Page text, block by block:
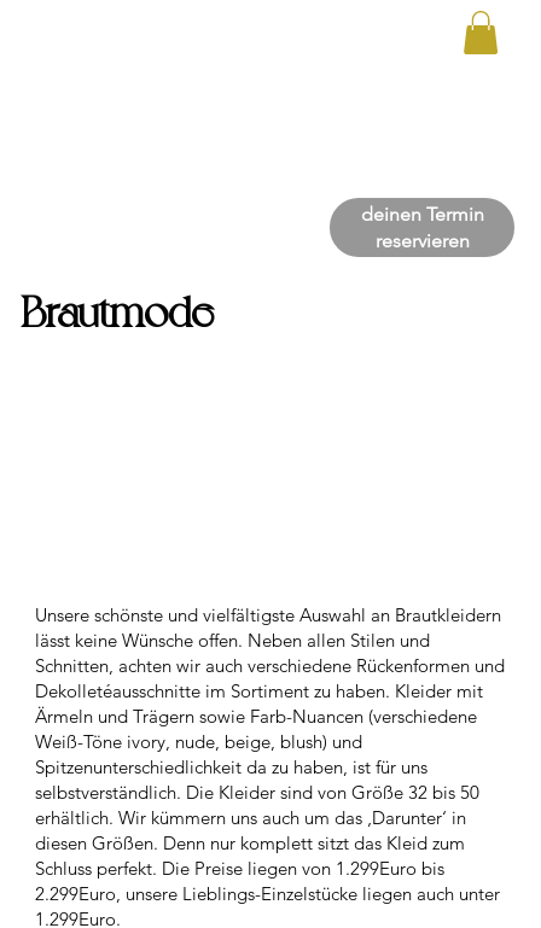
Brautmode
Unsere schönste und vielfältigste Auswahl an Brautkleidern
lässt keine Wünsche offen. Neben allen Stilen und
Schnitten, achten wir auch verschiedene Rückenformen und
Dekolletéausschnitte im Sortiment zu haben. Kleider mit
Ärmeln und Trägern sowie Farb-Nuancen (verschiedene
Weiß-Töne ivory, nude, beige, blush) und
Spitzenunterschiedlichkeit da zu haben, ist für uns
selbstverständlich. Die Kleider sind von Größe 32 bis 50
erhältlich. Wir kümmern uns auch um das ‚Darunter‘ in
diesen Größen. Denn nur komplett sitzt das Kleid zum
Schluss perfekt. Die Preise liegen von 1.299Euro bis
2.299Euro, unsere Lieblings-Einzelstücke liegen auch unter
1.299Euro.
deinen Termin
reservieren